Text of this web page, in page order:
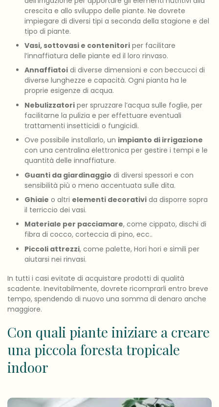
crescita e allo sviluppo delle piante. Ne dovrete
impiegare di diversi tipi a seconda della stagione e del
tipo di piante.
Vasi, sottovasi e contenitori per facilitare
l’innaffiatura delle piante ed il loro rinvaso.
Annaffiatoi di diverse dimensioni e con beccucci di
diverse lunghezze e capacità. Ogni pianta ha le
proprie esigenze di acqua.
Nebulizzatori per spruzzare l’acqua sulle foglie, per
facilitarne la pulizia e per effettuare eventuali
trattamenti insetticidi o fungicidi.
Ove possibile installarlo, un impianto di irrigazione
con una centralina elettronica per gestire i tempi e le
quantità delle innaffiature.
Guanti da giardinaggio di diversi spessori e con
sensibilità più o meno accentuata sulle dita.
Ghiaie o altri elementi decorativi da disporre sopra
il terriccio dei vasi.
Materiale per pacciamare, come cippato, dischi di
fibra di cocco, corteccia di pino, ecc..
Piccoli attrezzi, come palette, Hori hori e simili per
aiutarsi nei rinvasi.
In tutti i casi evitate di acquistare prodotti di qualità
scadente. Inevitabilmente, dovrete ricomprarli entro breve
tempo, spendendo di nuovo una somma di denaro anche
maggiore.
Con quali piante iniziare a creare
una piccola foresta tropicale
indoor